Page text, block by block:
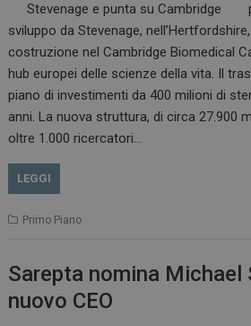
sviluppo da Stevenage,
costruzione nel Cambridge Biomedical
hub europei delle scienze della vita. Il
piano di investimenti da 400 milioni di
anni. La nuova struttura, di circa 27.900
oltre 1.000 ricercatori…
LEGGI
Primo Piano
Sarepta nomina Michael
nuovo CEO